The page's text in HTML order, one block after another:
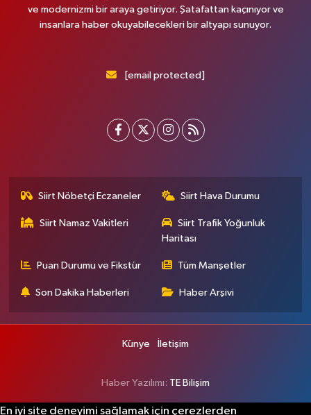
ve modernizmi bir araya getiriyor. Şatafattan kaçınıyor ve
insanlara haber okuyabilecekleri bir altyapı sunuyor.
[email protected]
Siirt Nöbetçi Eczaneler Siirt Hava Durumu
Siirt Namaz Vakitleri
Siirt Trafik Yoğunluk
Haritası
Puan Durumu ve Fikstür Tüm Manşetler
Son Dakika Haberleri Haber Arşivi
Künye İletişim
Haber Yazılımı: TE Bilişim
En iyi site deneyimi sağlamak için çerezlerden